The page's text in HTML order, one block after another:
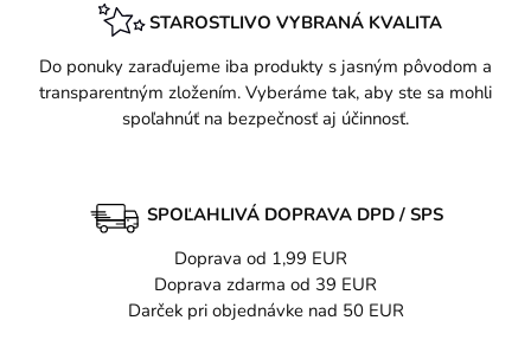
STAROSTLIVO VYBRANÁ KVALITA
Do ponuky zaraďujeme iba produkty s jasným pôvodom a
transparentným zložením. Vyberáme tak, aby ste sa mohli
spoľahnúť na bezpečnosť aj účinnosť.
SPOĽAHLIVÁ DOPRAVA DPD / SPS
Doprava od 1,99 EUR
Doprava zdarma od 39 EUR
Darček pri objednávke nad 50 EUR